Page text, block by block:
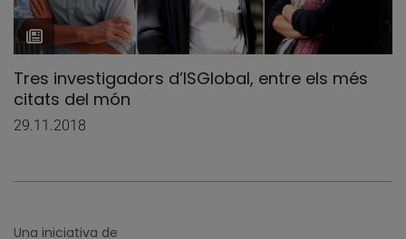
Tres investigadors d’ISGlobal, entre els més
citats del món
29.11.2018
Una iniciativa de